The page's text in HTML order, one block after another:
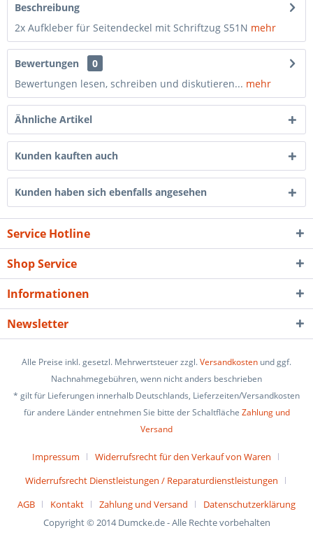
Beschreibung
2x Aufkleber für Seitendeckel mit Schriftzug S51N mehr
Bewertungen
0
Bewertungen lesen, schreiben und diskutieren... mehr
Ähnliche Artikel
Kunden kauften auch
Kunden haben sich ebenfalls angesehen
Service Hotline
Shop Service
Informationen
Newsletter
Alle Preise inkl. gesetzl. Mehrwertsteuer zzgl.Versandkosten und ggf.
Nachnahmegebühren, wenn nicht anders beschrieben
* gilt für Lieferungen innerhalb Deutschlands, Lieferzeiten/Versandkosten
für andere Länder entnehmen Sie bitte der Schaltfläche Zahlung und
Versand
Impressum
Widerrufsrecht für den Verkauf von Waren
Widerrufsrecht Dienstleistungen / Reparaturdienstleistungen
AGB
Kontakt Zahlung und Versand
Datenschutzerklärung
Copyright © 2014 Dumcke.de - Alle Rechte vorbehalten